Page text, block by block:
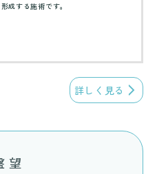
成する施術です。
詳しく見る
望